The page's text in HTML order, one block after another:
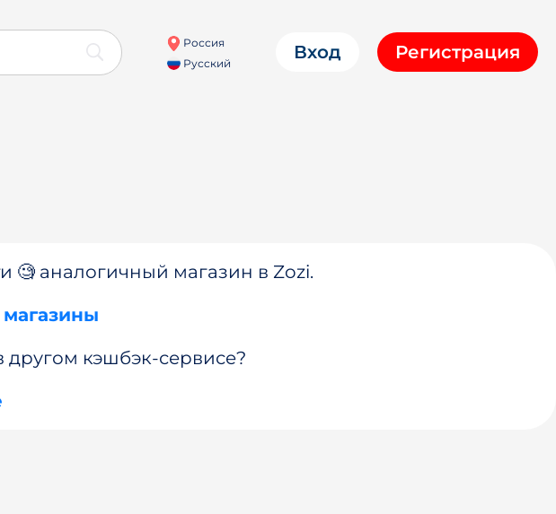
Россия
Русский
Вход Регистрация
🧐 аналогичный магазин в Zozi.
кэшбэк-сервисе?